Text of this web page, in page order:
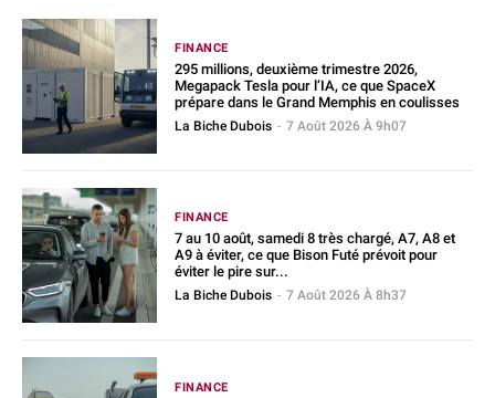
FINANCE
295 millions, deuxième trimestre 2026,
Megapack Tesla pour l’IA, ce que SpaceX
prépare dans le Grand Memphis en coulisses
La Biche Dubois - 7 Août 2026 À 9h07
FINANCE
7 au 10 août, samedi 8 très chargé, A7, A8 et
A9 à éviter, ce que Bison Futé prévoit pour
éviter le pire sur...
La Biche Dubois - 7 Août 2026 À 8h37
FINANCE